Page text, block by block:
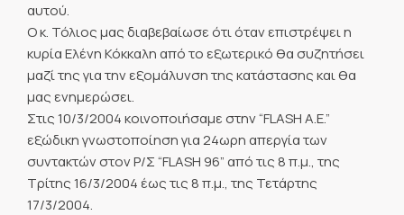
αυτού.
Ο κ. Τόλιος μας διαβεβαίωσε ότι όταν επιστρέψει η
κυρία Ελένη Κόκκαλη από το εξωτερικό θα συζητήσει
μαζί της για την εξομάλυνση της κατάστασης και θα
μας ενημερώσει.
Στις 10/3/2004 κοινοποιήσαμε στην “FLASH A.E.”
εξώδικη γνωστοποίηση για 24ωρη απεργία των
συντακτών στον Ρ/Σ “FLASH 96” από τις 8 π.μ., της
Τρίτης 16/3/2004 έως τις 8 π.μ., της Τετάρτης
17/3/2004.